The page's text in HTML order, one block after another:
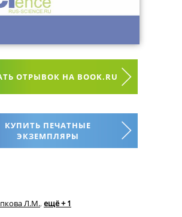
ОТРЫВОК НА BOOK.RU
КУПИТЬ ПЕЧАТНЫЕ
ЭКЗЕМПЛЯРЫ
Л.М., ещё + 1